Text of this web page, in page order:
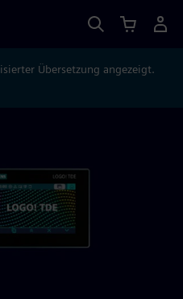
Übersetzung angezeigt.